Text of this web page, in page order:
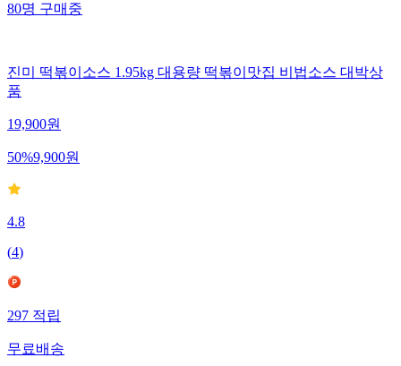
80명구매중
진미 떡볶이소스 1.95kg 대용량 떡볶이맛집 비법소스 대박상
품
19,900원
50%9,900원
4.8
(4)
297적립
무료배송